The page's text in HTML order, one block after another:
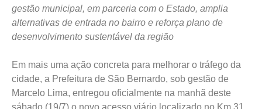
gestão municipal, em parceria com o Estado, amplia
alternativas de entrada no bairro e reforça plano de
desenvolvimento sustentável da região
Em mais uma ação concreta para melhorar o tráfego da
cidade, a Prefeitura de São Bernardo, sob gestão de
Marcelo Lima, entregou oficialmente na manhã deste
sábado (19/7) o novo acesso viário localizado no Km 31